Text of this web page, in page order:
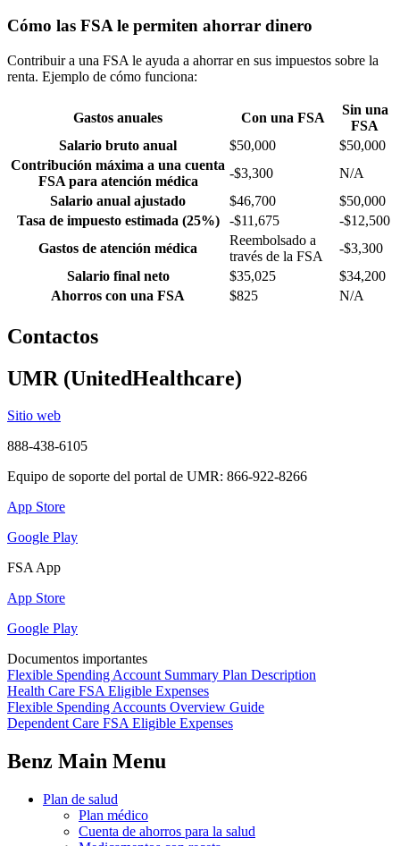
Cómo las FSA le permiten ahorrar dinero
Contribuir a una FSA le ayuda a ahorrar en sus impuestos sobre la
renta. Ejemplo de cómo funciona:
Gastos anuales Con una FSA
Sin una
FSA
Salario bruto anual
$50,000
$50,000
Contribución máxima a una cuenta
FSA para atención médica
-$3,300
N/A
Salario anual ajustado
$46,700
$50,000
Tasa de impuesto estimada (25%)
-$11,675
-$12,500
Gastos de atención médica
Reembolsado a
través de la FSA
-$3,300
Salario final neto
$35,025
$34,200
Ahorros con una FSA
$825 N/A
Contactos
UMR (UnitedHealthcare)
Sitio web
888-438-6105
Equipo de soporte del portal de UMR: 866-922-8266
App Store
Google Play
FSA App
App Store
Google Play
Documentos importantes
Flexible Spending Account Summary Plan Description
Health Care FSA Eligible Expenses
Flexible Spending Accounts Overview Guide
Dependent Care FSA Eligible Expenses
Benz Main Menu
Plan de salud
Plan médico
Cuenta de ahorros para la salud